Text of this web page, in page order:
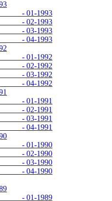
1993
1993
1993
1993
1992
1992
1992
1992
1991
1991
1991
1991
1990
1990
1990
1990
1989